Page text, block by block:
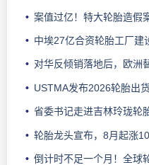
案值过亿！特大轮胎造假
中埃27亿合资轮胎工厂建
对华反倾销落地后，欧洲
USTMA发布2026轮胎出
省委书记走进吉林玲珑轮
轮胎龙头宣布，8月起涨
倒计时不足一个月！全球